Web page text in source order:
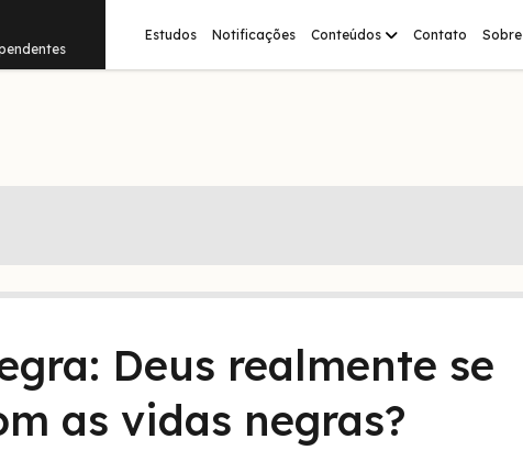
Estudos Notificações Conteúdos abrirContato Sobre
Deus realmente se
as vidas negras?